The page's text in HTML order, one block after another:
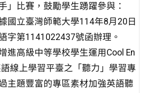
」比賽，鼓勵學生踴躍參與：
國立臺灣師範大學114年8月20日
字第1141022437號函辦理。
進高級中等學校學生運用Cool En
線上學習平臺之「聽力」學習專
主題豐富的專區素材加強英語聽